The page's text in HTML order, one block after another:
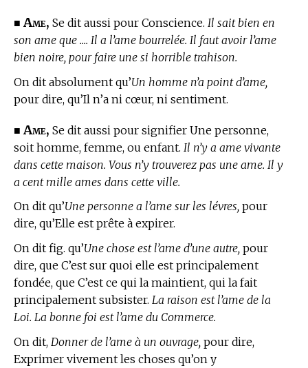
■ Ame, Se dit aussi pour Conscience. Il sait bien en
son ame que .... Il a l’ame bourrelée. Il faut avoir l’ame
bien noire, pour faire une si horrible trahison.
On dit absolument qu’Un homme n’a point d’ame,
pour dire, qu’Il n’a ni cœur, ni sentiment.
■ Ame, Se dit aussi pour signifier Une personne,
soit homme, femme, ou enfant. Il n’y a ame vivante
dans cette maison. Vous n’y trouverez pas une ame. Il y
a cent mille ames dans cette ville.
On dit qu’Une personne a l’ame sur les lévres, pour
dire, qu’Elle est prête à expirer.
On dit fig. qu’Une chose est l’ame d’une autre, pour
dire, que C’est sur quoi elle est principalement
fondée, que C’est ce qui la maintient, qui la fait
principalement subsister. La raison est l’ame de la
Loi. La bonne foi est l’ame du Commerce.
On dit, Donner de l’ame à un ouvrage, pour dire,
Exprimer vivement les choses qu’on y